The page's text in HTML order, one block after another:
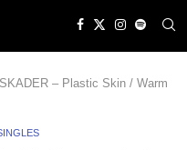
– Plastic Skin / Warm